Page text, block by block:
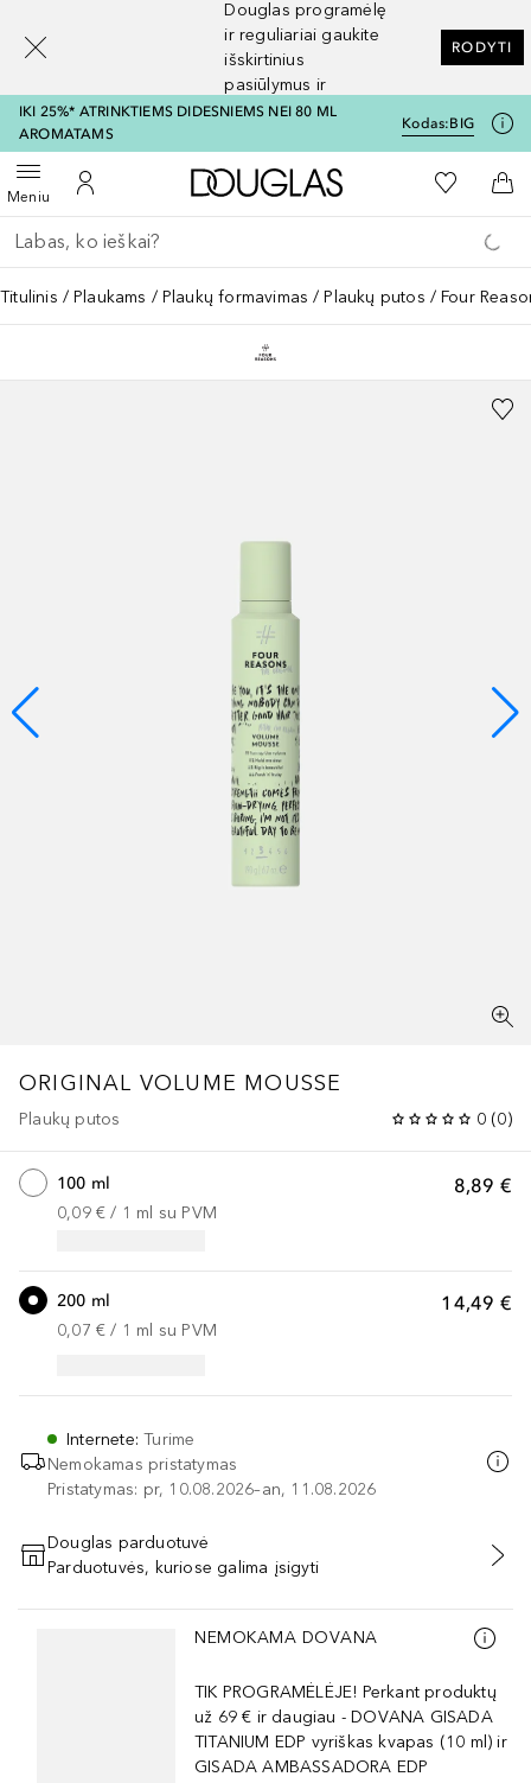
Douglas programėlę
ir reguliariai gaukite
išskirtinius
pasiūlymus ir
nuolaidas
RODYTI
IKI 25%* ATRINKTIEMS DIDESNIEMS NEI 80 ML
AROMATAMS
Kodas:BIG
MeniuAtidaryti meniuĮ mano paskyrą
Į Douglas pagrindinį
Į mano
Į
Grįžk atgal
Vykdykite paiešką
Titulinis Plaukams Plaukų formavimas Plaukų putos Four
ORIGINAL VOLUME MOUSSE
Plaukų putos 0 (0)
8,89 €
100 ml
0,09 € / 1 ml su PVM
14,49 €
200 ml
0,07 € / 1 ml su PVM
Internete:Turime
Nemokamas pristatymas
Pristatymas: pr, 10.08.2026–an, 11.08.2026
PRIDĖTI Į KREPŠELĮ
Douglas parduotuvė
Parduotuvės, kuriose galima įsigyti
Praleisti slankiklį
NEMOKAMA DOVANA
TIK PROGRAMĖLĖJE! Perkant produktų
už 69 € ir daugiau - DOVANA GISADA
TITANIUM EDP vyriškas kvapas (10 ml) ir
GISADA AMBASSADORA EDP
[navigation.slideout.screenreader]